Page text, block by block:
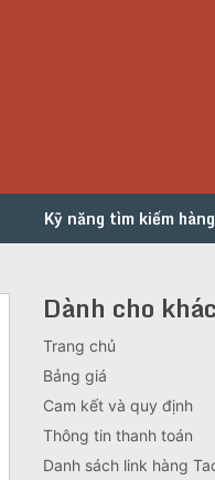
Kỹ năng tìm kiếm hàng
Dành cho
Trang chủ
Bảng giá
Cam kết và quy định
Thông tin thanh toán
Danh sách link hàng